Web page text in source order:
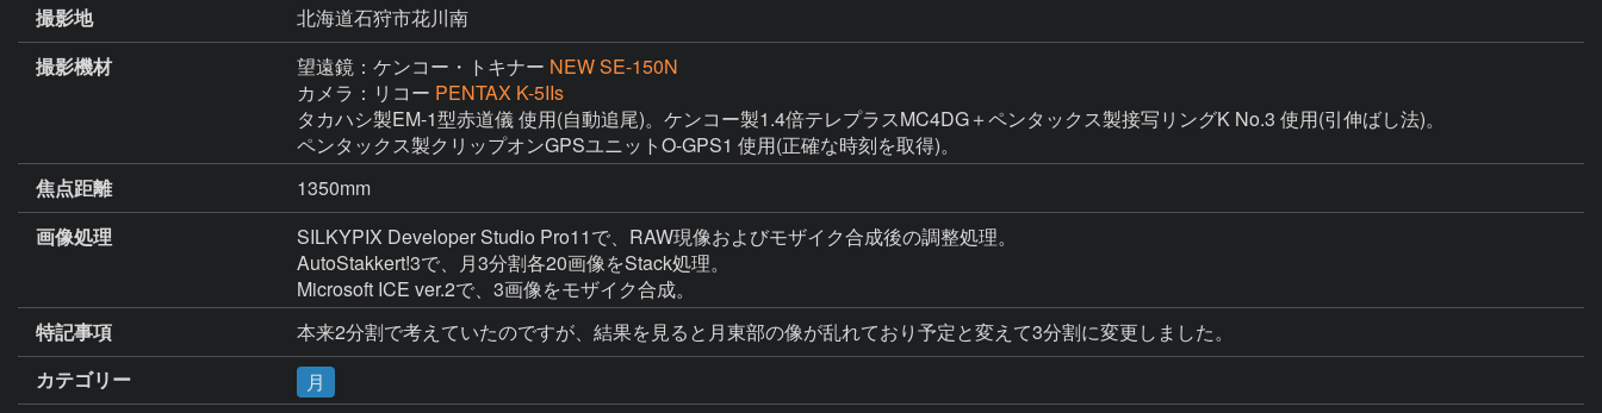
撮影地
北海道石狩市花川南
撮影機材
望遠鏡：ケンコー・トキナー NEW SE-150N
カメラ：リコー PENTAX K-5IIs
タカハシ製EM-1型赤道儀 使用(自動追尾)。ケンコー製1.4倍テレプラスMC4DG＋ペンタックス製接写リングK No.3 使用(引伸ばし法)。
ペンタックス製クリップオンGPSユニットO-GPS1 使用(正確な時刻を取得)。
焦点距離
1350mm
画像処理
SILKYPIX Developer Studio Pro11で、RAW現像およびモザイク合成後の調整処理。
AutoStakkert!3で、月3分割各20画像をStack処理。
Microsoft ICE ver.2で、3画像をモザイク合成。
特記事項
本来2分割で考えていたのですが、結果を見ると月東部の像が乱れており予定と変えて3分割に変更しました。
カテゴリー
月